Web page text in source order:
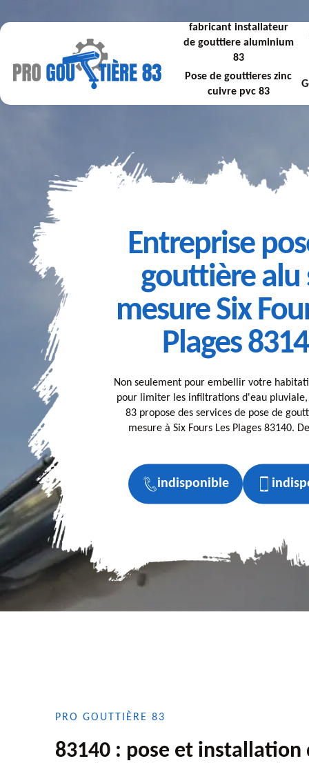
fabricant installateur
de gouttiere aluminium
83
Pose de gouttieres zinc
cuivre pvc 83
Entreprise
gouttière alu
mesure Six
Plages
Non seulement pour embellir votre
pour limiter les infiltrations d'eau
83 propose des services de pose de
mesure à Six Fours Les Plages 83140.
indisponible
PRO GOUTTIÈRE 83
83140 : pose et installation